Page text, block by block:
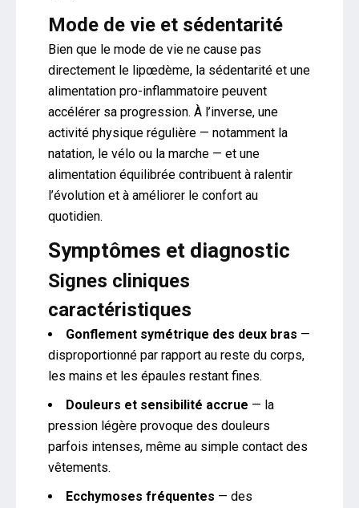
Mode de vie et sédentarité
Bien que le mode de vie ne cause pas
directement le lipœdème, la sédentarité et une
alimentation pro-inflammatoire peuvent
accélérer sa progression. À l’inverse, une
activité physique régulière — notamment la
natation, le vélo ou la marche — et une
alimentation équilibrée contribuent à ralentir
l’évolution et à améliorer le confort au
quotidien.
Symptômes et diagnostic
Signes cliniques
caractéristiques
Gonflement symétrique des deux bras —
disproportionné par rapport au reste du corps,
les mains et les épaules restant fines.
Douleurs et sensibilité accrue — la
pression légère provoque des douleurs
parfois intenses, même au simple contact des
vêtements.
Ecchymoses fréquentes — des